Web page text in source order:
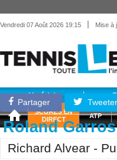
Vendredi 07 Août 2026 19:15 | Mise à
Matériel
SCORES EN
DIRECT
ATP
Partager Tweeter
Roland Garros
Richard Alvear -